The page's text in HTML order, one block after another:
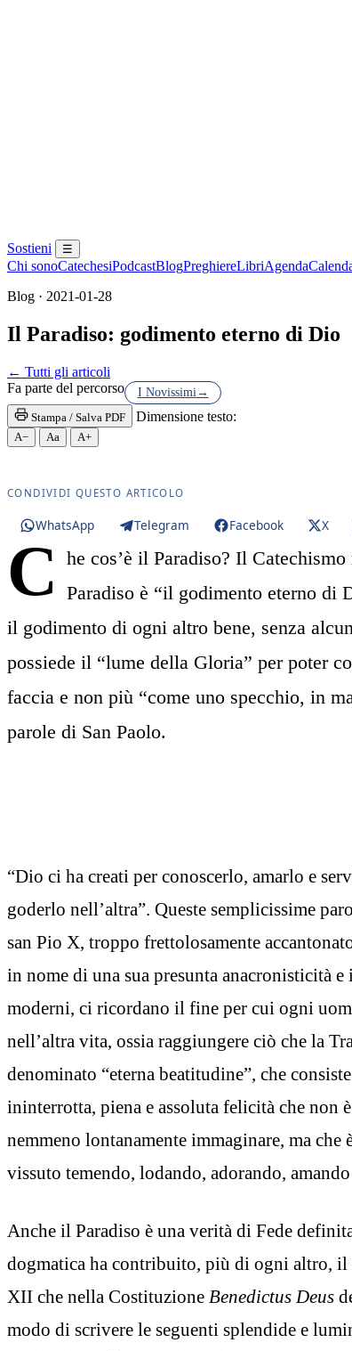
Sostieni ☰
Chi sonoCatechesiPodcastBlogPreghiereLibriAgenda
Blog · 2021-01-28
Il Paradiso: godimento eterno di Dio
← Tutti gli articoli
Fa parte del percorso
I Novissimi →
Stampa / Salva PDF
Dimensione testo:
A− Aa A+
CONDIVIDI QUESTO ARTICOLO
WhatsApp Telegram Facebook X
C
he cos’è il Paradiso? Il
Paradiso è “il godimento eterno di
il godimento di ogni altro bene, senza
possiede il “lume della Gloria” per poter
faccia e non più “come uno specchio, in
parole di San Paolo.
“Dio ci ha creati per conoscerlo, amarlo e
goderlo nell’altra”. Queste semplicissime
san Pio X, troppo frettolosamente
in nome di una sua presunta anacronisticità e
moderni, ci ricordano il fine per cui ogni
nell’altra vita, ossia raggiungere ciò che la
denominato “eterna beatitudine”, che
ininterrotta, piena e assoluta felicità che non
nemmeno lontanamente immaginare, ma che
vissuto temendo, lodando, adorando,
Anche il Paradiso è una verità di Fede
dogmatica ha contribuito, più di ogni altro, il
XII che nella Costituzione Benedictus Deus
modo di scrivere le seguenti splendide e